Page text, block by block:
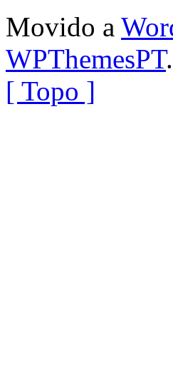
Movido a
WPThemesPT.
[ Topo ]